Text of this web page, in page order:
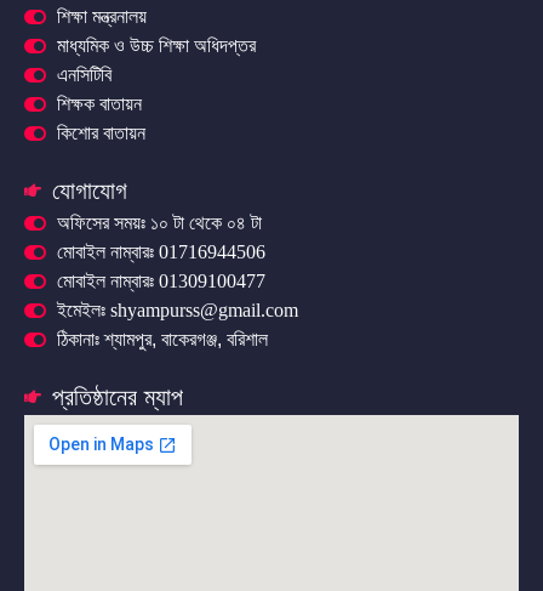
শিক্ষা মন্ত্রনালয়
মাধ্যমিক ও উচ্চ শিক্ষা অধিদপ্তর
এনসিটিবি
শিক্ষক বাতায়ন
কিশোর বাতায়ন
যোগাযোগ
অফিসের সময়ঃ ১০ টা থেকে ০৪ টা
মোবাইল নাম্বারঃ 01716944506
মোবাইল নাম্বারঃ 01309100477
ইমেইলঃ shyampurss@gmail.com
ঠিকানাঃ শ্যামপুর, বাকেরগঞ্জ, বরিশাল
প্রতিষ্ঠানের ম্যাপ